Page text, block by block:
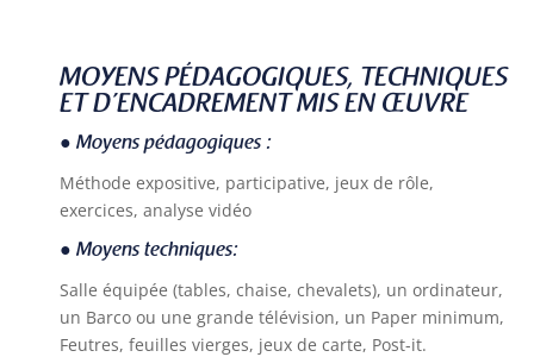
MOYENS PÉDAGOGIQUES, TECHNIQUES
ET D’ENCADREMENT MIS EN ŒUVRE
● Moyens pédagogiques :
Méthode expositive, participative, jeux de rôle,
exercices, analyse vidéo
● Moyens techniques:
Salle équipée (tables, chaise, chevalets), un ordinateur,
un Barco ou une grande télévision, un Paper minimum,
Feutres, feuilles vierges, jeux de carte, Post-it.